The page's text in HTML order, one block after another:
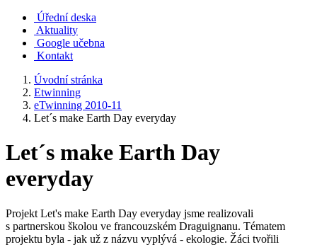
Úřední deska
Aktuality
Google učebna
Kontakt
Úvodní stránka
Etwinning
eTwinning 2010-11
Let´s make Earth Day everyday
Let´s make Earth Day
everyday
Projekt Let's make Earth Day everyday jsme realizovali
s partnerskou školou ve francouzském Draguignanu. Tématem
projektu byla - jak už z názvu vyplývá - ekologie. Žáci tvořili